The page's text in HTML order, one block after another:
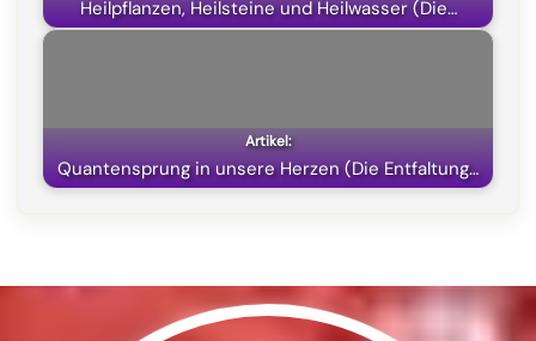
Heilpflanzen, Heilsteine und Heilwasser (Die…
Quantensprung in unsere Herzen (Die Entfaltung…